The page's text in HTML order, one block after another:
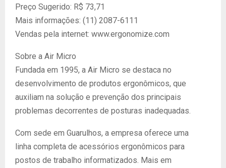
Preço Sugerido: R$ 73,71
Mais informações: (11) 2087-6111
Vendas pela internet: www.ergonomize.com
Sobre a Air Micro
Fundada em 1995, a Air Micro se destaca no
desenvolvimento de produtos ergonômicos, que
auxiliam na solução e prevenção dos principais
problemas decorrentes de posturas inadequadas.
Com sede em Guarulhos, a empresa oferece uma
linha completa de acessórios ergonômicos para
postos de trabalho informatizados. Mais em